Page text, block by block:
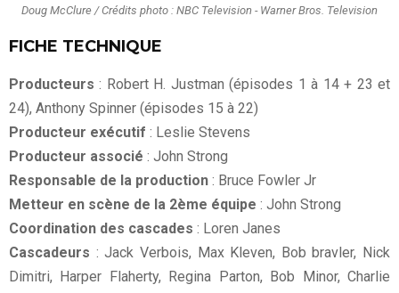
Doug McClure / Crédits photo : NBC Television - Warner Bros. Television
FICHE TECHNIQUE
Producteurs: Robert H. Justman (épisodes 1 à 14 + 23 et
24), Anthony Spinner (épisodes 15 à 22)
Producteur exécutif : Leslie Stevens
Producteur associé : John Strong
Responsable de la production : Bruce Fowler Jr
Metteur en scène de la 2ème équipe : John Strong
Coordination des cascades : Loren Janes
Cascadeurs : Jack Verbois, Max Kleven, Bob bravler, Nick
Dimitri, Harper Flaherty, Regina Parton, Bob Minor, Charlie